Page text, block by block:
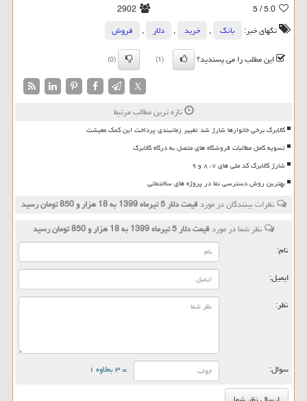
5.0
/ 5
2902
تگهای خبر:
بانك , خرید , دلار ,
فروش
این مطلب را می پسندید؟
(1)
(0)
X
تازه ترین مطالب مرتبط
کالابرگ برخی خانوارها شارژ شد تغییر زمانبندی پرداخت این کمک معیشت
تسویه کامل مطالبات فروشگاه های متصل به درگاه کالابرگ
شارژ کالابرگ کد ملی های ۷، ۸ و ۹
بهترین روش دسترسی نما در پروژه های ساختمانی
نظرات بینندگان در موردقیمت دلار 5 تیرماه 1399 به 18 هزار و 850 تومان رسید
نظر شما در موردقیمت دلار 5 تیرماه 1399 به 18 هزار و 850 تومان رسید
نام:
ایمیل:
نظر:
سوال: = ۳ بعلاوه ۱